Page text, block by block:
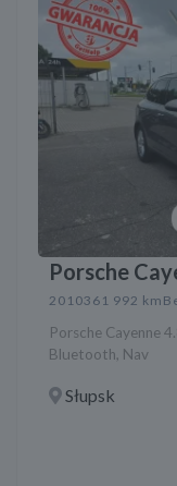
Porsche
2010361 992 km
Porsche Cayenne
Bluetooth, Nav
Słupsk